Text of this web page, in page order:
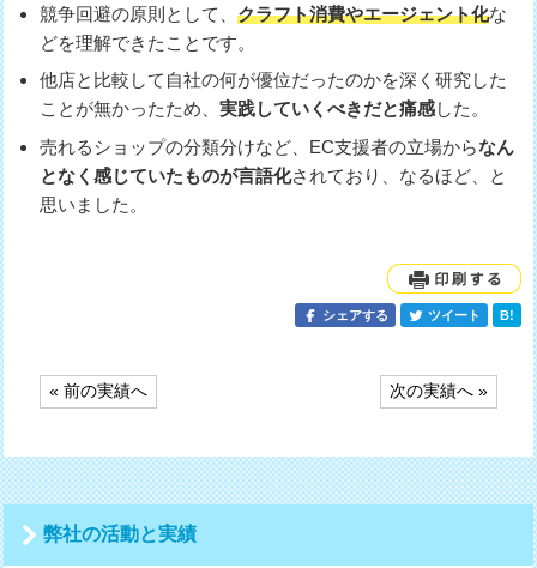
競争回避の原則として、クラフト消費やエージェント化な
どを理解できたことです。
他店と比較して自社の何が優位だったのかを深く研究した
ことが無かったため、実践していくべきだと痛感した。
売れるショップの分類分けなど、EC支援者の立場からなん
となく感じていたものが言語化されており、なるほど、と
思いました。
シェアする ツイート B!
投
稿
ナ
ビ
ゲ
ー
シ
ョ
ン
« 前の実績へ 次の実績へ »
弊社の活動と実績